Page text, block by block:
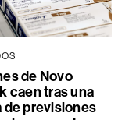
de Novo
caen tras una
de previsiones